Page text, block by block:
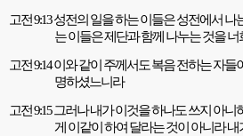
고전9:13성전의 일을 하는 이들은 성전에서 나
는 이들은 제단과 함께 나누는 것을
고전9:14이와 같이 주께서도 복음 전하는 자들
명하셨느니라
고전9:15그러나 내가 이것을 하나도 쓰지 아니
게 이같이 하여 달라는 것이 아니라